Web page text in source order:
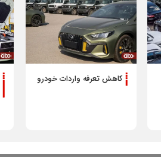
کاهش تعرفه واردات خودرو